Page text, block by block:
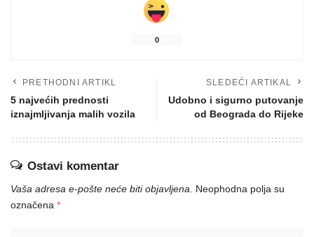
0
PRETHODNI ARTIKL
5 najvećih prednosti
iznajmljivanja malih vozila
SLEDEĆI ARTIKAL
Udobno i sigurno putovanje
od Beograda do Rijeke
Ostavi komentar
Vaša adresa e-pošte neće biti objavljena.
Neophodna polja su
označena *